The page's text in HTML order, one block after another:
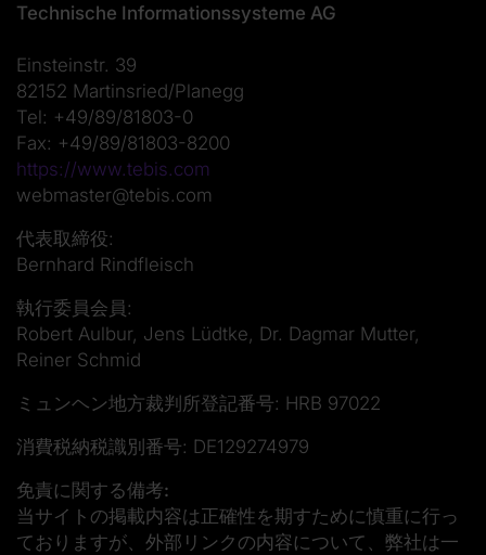
Technische Informationssysteme AG
Einsteinstr. 39
82152 Martinsried/Planegg
Tel: +49/89/81803-0
Fax: +49/89/81803-8200
https://www.tebis.com
webmaster@tebis.com
代表取締役:
Bernhard Rindfleisch
執行委員会員:
Robert Aulbur, Jens Lüdtke, Dr. Dagmar Mutter,
Reiner Schmid
ミュンヘン地方裁判所登記番号: HRB 97022
消費税納税識別番号: DE129274979
免責に関する備考:
当サイトの掲載内容は正確性を期すために慎重に行っ
ておりますが、外部リンクの内容について、弊社は一